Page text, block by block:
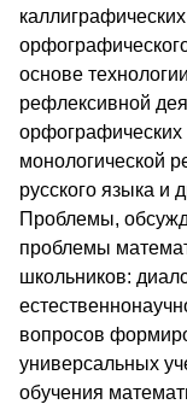
основе
рефлексивной
орфографических
монологической
русского языка и
Проблемы,
проблемы
школьников:
вопросов
универсальных
обучения